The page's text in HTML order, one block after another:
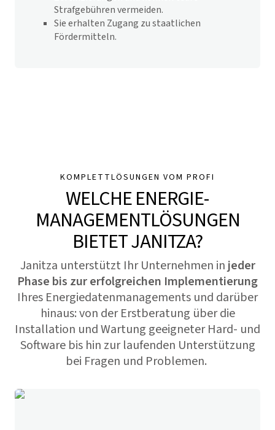
Strafgebühren vermeiden.
Sie erhalten Zugang zu staatlichen
Fördermitteln.
KOMPLETTLÖSUNGEN VOM PROFI
WELCHE ENERGIE­
MANAGEMENT­LÖSUNGEN
BIETET JANITZA?
Janitza unterstützt Ihr Unternehmen injeder
Phase bis zur erfolgreichen Implementierung
Ihres Energiedatenmanagements und darüber
hinaus: von der Erstberatung über die
Installation und Wartung geeigneter Hard- und
Software bis hin zur laufenden Unterstützung
bei Fragen und Problemen.